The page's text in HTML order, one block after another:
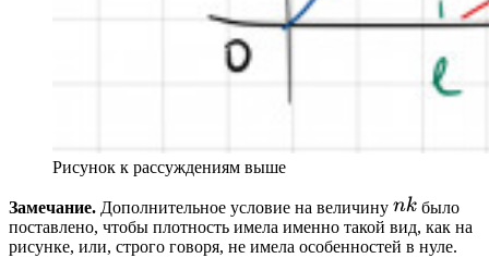
Рисунок к рассуждениям выше
Замечание. Дополнительное условие на величину
было
поставлено, чтобы плотность имела именно такой вид, как на
рисунке, или, строго говоря, не имела особенностей в нуле.